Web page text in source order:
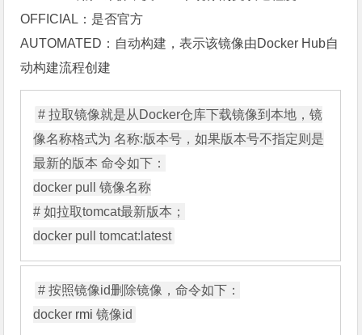
OFFICIAL：是否官方
AUTOMATED：自动构建，表示该镜像由Docker Hub自
动构建流程创建
# 拉取镜像就是从Docker仓库下载镜像到本地，镜
像名称格式为 名称:版本号，如果版本号不指定则是
最新的版本 命令如下：
docker pull 镜像名称
# 如拉取tomcat最新版本；
docker pull tomcat:latest
# 按照镜像id删除镜像，命令如下：
docker rmi